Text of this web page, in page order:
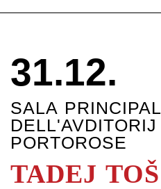
31.12.
SALA
PORTOROSE
TADEJ